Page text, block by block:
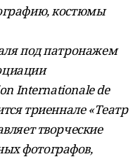
костюмы
под патронажем
Internationale de
триеннале «Театр
творческие
фотографов,